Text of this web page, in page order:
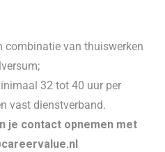
combinatie van thuiswerken
32 tot 40 uur per
vast dienstverband.
je contact opnemen met